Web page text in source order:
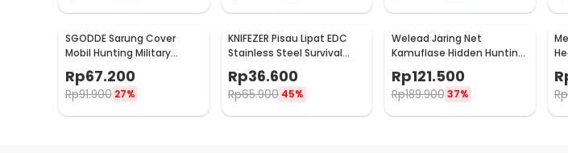
SGODDE Sarung Cover
Mobil Hunting Military
Camouflage Nets 4x2M -
GE211
Rp67.200
Rp91.900 27%
KNIFEZER Pisau Lipat EDC
Stainless Steel Survival
Outdoor Knife - 440C
Rp36.600
Rp65.900 45%
Welead Jaring Net
Kamuflase Hidden Hunting
300x500cm
Rp121.500
Rp189.900 37% Rp